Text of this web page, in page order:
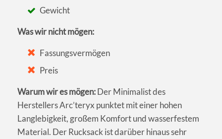
Gewicht
Was wir nicht mögen:
Fassungsvermögen
Preis
Warum wir es mögen:Der Minimalist des
Herstellers Arc’teryx punktet mit einer hohen
Langlebigkeit, großem Komfort und wasserfestem
Material. Der Rucksack ist darüber hinaus sehr